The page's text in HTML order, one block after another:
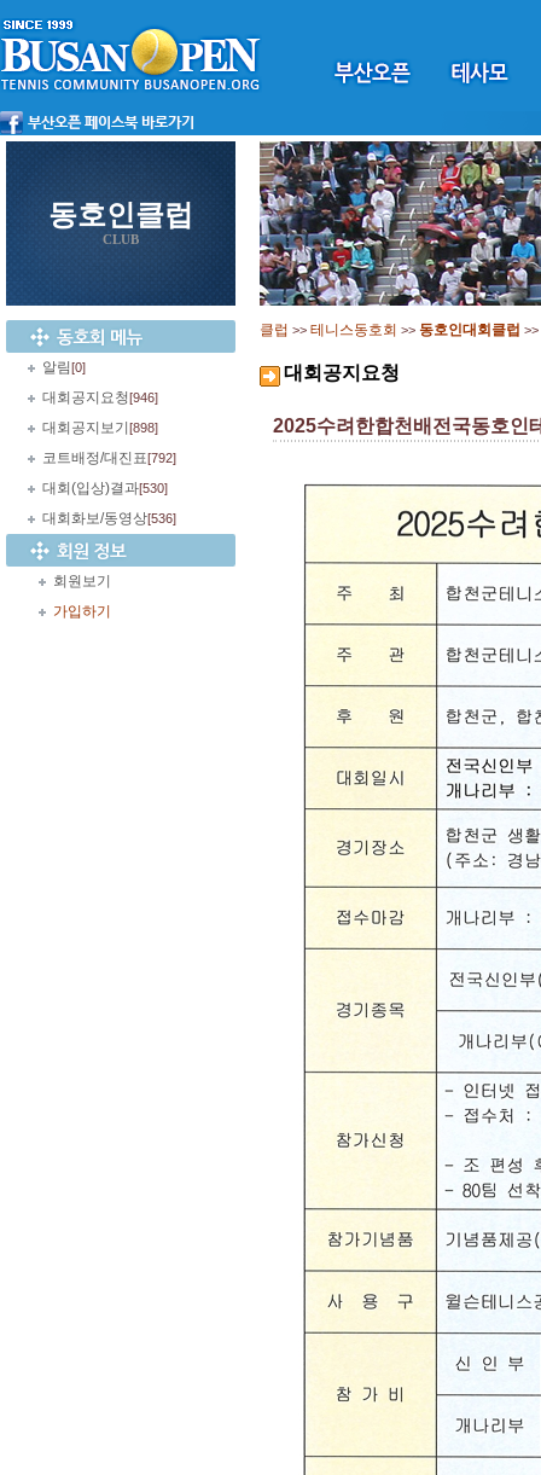
동호인클럽
CLUB
알림[0]
대회공지요청[946]
대회공지보기 [898]
코트배정/대진표[792]
대회(입상)결과[530]
대회화보/동영상[536]
회원보기
가입하기
클럽 >> 테니스동호회 >> 동호인대회클럽 >>
대회공지요청
2025수려한합천배전국동호인